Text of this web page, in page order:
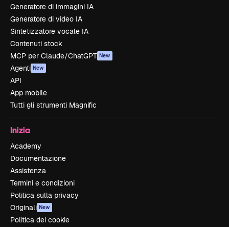
Generatore di immagini IA
Generatore di video IA
Sintetizzatore vocale IA
Contenuti stock
MCP per Claude/ChatGPT New
Agenti New
API
App mobile
Tutti gli strumenti Magnific
Inizia
Academy
Documentazione
Assistenza
Termini e condizioni
Politica sulla privacy
Originali New
Politica dei cookie